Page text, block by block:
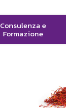
Consulenza e
Formazione